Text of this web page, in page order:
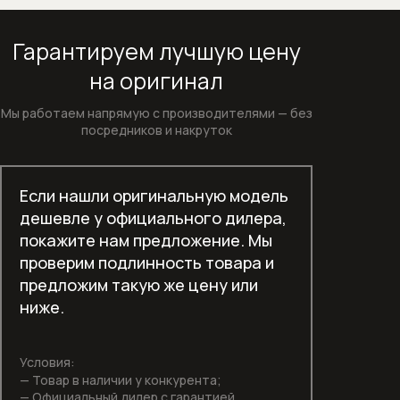
Микроволновые печи
Моющие и чистящие средства
Моющие и чистящие средства для
кофемашин
Моющие и чистящие средства для
посудомоечных машин
Моющие и чистящие средства для
стиральных машин
Отдельностоящие сушильные
машины
Гарантируем лучшую цену
на оригинал
Мы работаем напрямую с производителями — без
посредников и накруток
Если нашли оригинальную модель
дешевле у официального дилера,
покажите нам предложение. Мы
проверим подлинность товара и
предложим такую же цену или
ниже.
Условия:
— Товар в наличии у конкурента;